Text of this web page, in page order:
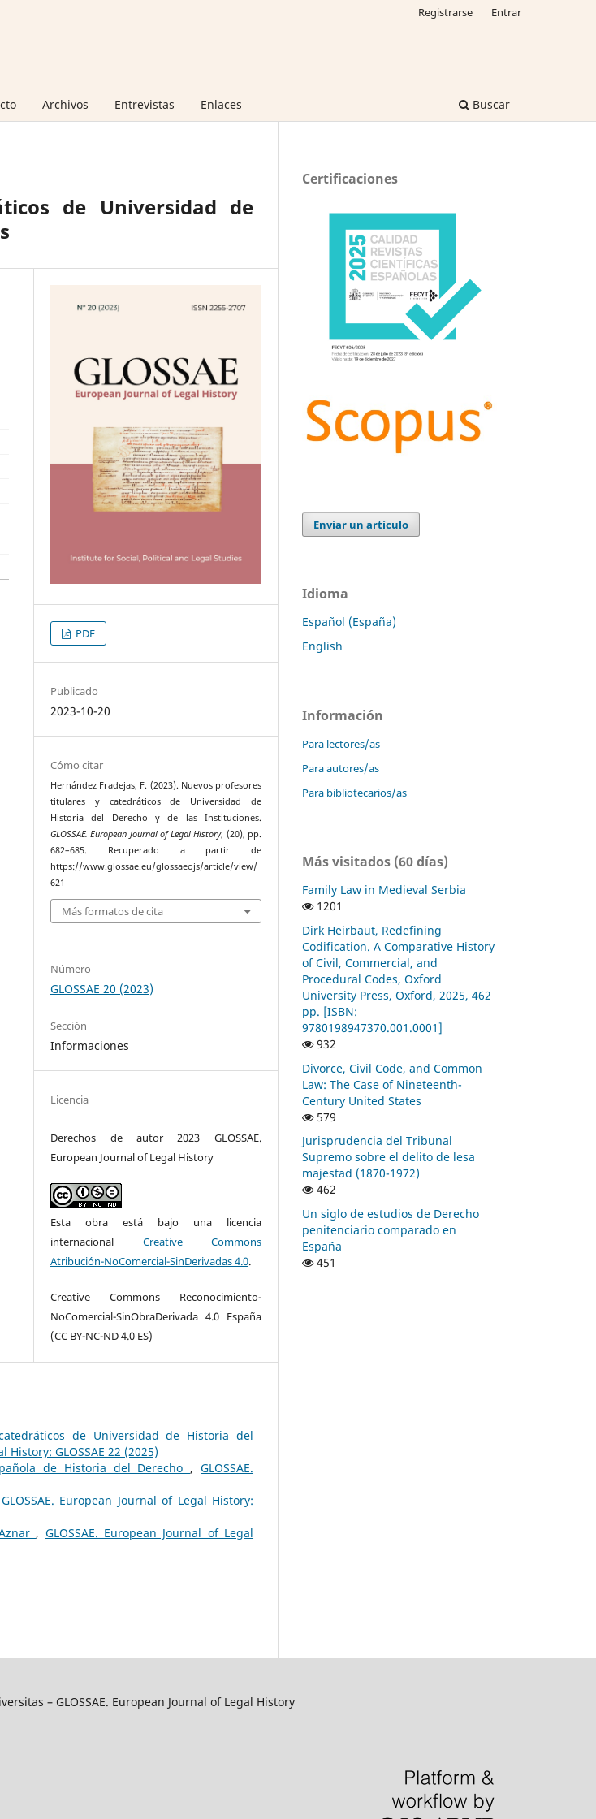
Archivos Entrevistas Enlaces Buscar
Registrarse Entrar
de Universidad de
PDF
Publicado
2023-10-20
Cómo citar
Hernández Fradejas, F. (2023). Nuevos profesores
titulares y catedráticos de Universidad de
Historia del Derecho y de las Instituciones.
GLOSSAE. European Journal of Legal History, (20), pp.
682–685. Recuperado a partir de
https://www.glossae.eu/glossaeojs/article/view/
621
Más formatos de cita
Número
GLOSSAE 20 (2023)
Sección
Informaciones
Licencia
Derechos de autor 2023 GLOSSAE.
European Journal of Legal History
Esta obra está bajo una licencia
internacional Creative Commons
Atribución-NoComercial-SinDerivadas 4.0.
Creative Commons Reconocimiento-
NoComercial-SinObraDerivada 4.0 España
(CC BY-NC-ND 4.0 ES)
de Universidad de Historia del
History: GLOSSAE 22 (2025)
de Historia del Derecho ,GLOSSAE.
GLOSSAE. European Journal of Legal History:
, GLOSSAE. European Journal of Legal
Certificaciones
Enviar un artículo
Idioma
Español (España)
English
Información
Para lectores/as
Para autores/as
Para bibliotecarios/as
Más visitados (60 días)
Family Law in Medieval Serbia
1201
Dirk Heirbaut, Redefining
Codification. A Comparative History
of Civil, Commercial, and
Procedural Codes, Oxford
University Press, Oxford, 2025, 462
pp. [ISBN:
9780198947370.001.0001]
932
Divorce, Civil Code, and Common
Law: The Case of Nineteenth-
Century United States
579
Jurisprudencia del Tribunal
Supremo sobre el delito de lesa
majestad (1870-1972)
462
Un siglo de estudios de Derecho
penitenciario comparado en
España
451
– GLOSSAE. European Journal of Legal History